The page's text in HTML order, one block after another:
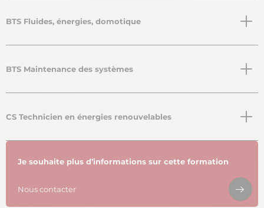
BTS Fluides, énergies, domotique
BTS Maintenance des systèmes
CS Technicien en énergies renouvelables
Je souhaite plus d’informations sur cette formation
Nous contacter